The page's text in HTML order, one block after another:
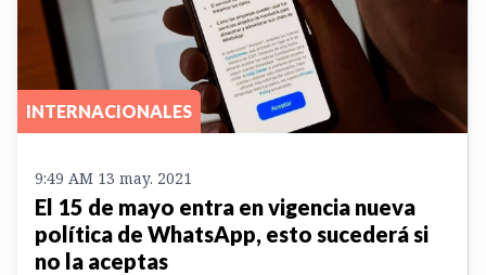
INTERNACIONALES
9:49 AM 13 may. 2021
El 15 de mayo entra en vigencia nueva
política de WhatsApp, esto sucederá si
no la aceptas